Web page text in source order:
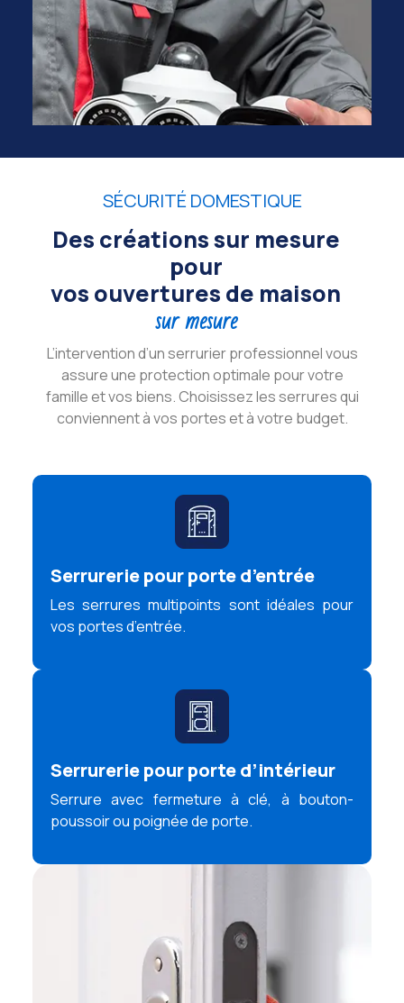
SÉCURITÉ DOMESTIQUE
Des créations sur mesure
pour
vos ouvertures de maison
sur mesure
L’intervention d’un serrurier professionnel vous
assure une protection optimale pour votre
famille et vos biens. Choisissez les serrures qui
conviennent à vos portes et à votre budget.
Serrurerie pour porte d’entrée
Les serrures multipoints sont idéales pour
vos portes d’entrée.
Serrurerie pour porte d’intérieur
Serrure avec fermeture à clé, à bouton-
poussoir ou poignée de porte.